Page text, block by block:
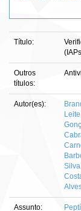
Título:
Outros
títulos:
Autor(es):
Assunto: